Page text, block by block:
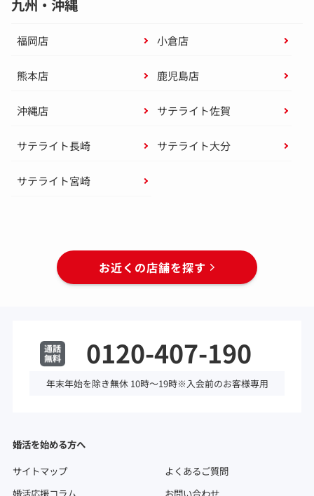
九州・沖縄
福岡店 小倉店
熊本店 鹿児島店
沖縄店 サテライト佐賀
サテライト長崎 サテライト大分
サテライト宮崎
お近くの店舗を探す
0120-407-190
年末年始を除き無休 10時～19時※入会前のお客様専用
婚活を始める方へ
サイトマップ
よくあるご質問
婚活応援コラム
お問い合わせ